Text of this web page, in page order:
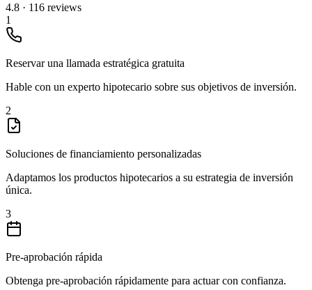
4.8 · 116 reviews
1
Reservar una llamada estratégica gratuita
Hable con un experto hipotecario sobre sus objetivos de inversión.
2
Soluciones de financiamiento personalizadas
Adaptamos los productos hipotecarios a su estrategia de inversión
única.
3
Pre-aprobación rápida
Obtenga pre-aprobación rápidamente para actuar con confianza.